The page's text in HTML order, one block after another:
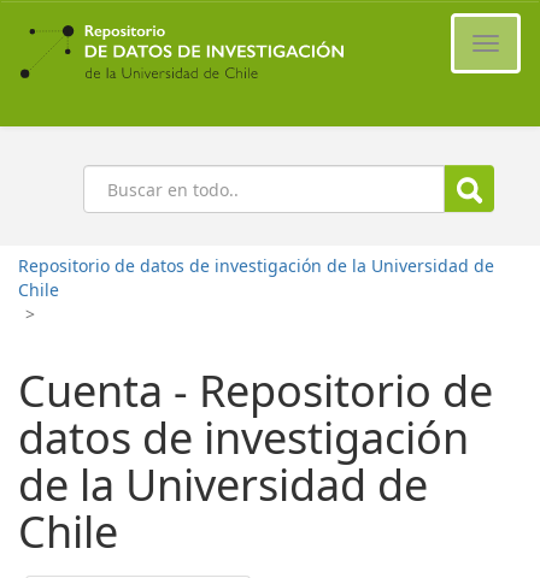
Ir
contenido
principal
Buscar
Repositorio de datos de investigación de la Universidad de
Chile
>
Cuenta - Repositorio de
datos de investigación
de la Universidad de
Chile